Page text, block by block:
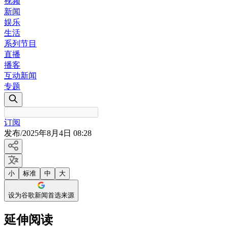
新闻
娱乐
生活
系列节目
直播
播客
互动新闻
专题
订阅
发布/2025年8月4日 08:28
小 标准 中 大
设为谷歌新闻首选来源
延伸阅读